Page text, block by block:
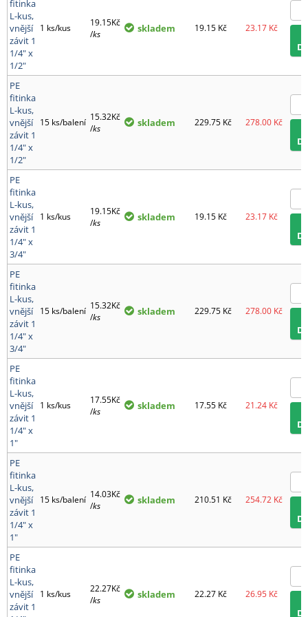
fitinka
L-kus,
vnější
závit 1
1/4" x
1/2"
1 ks/kus
19.15Kč
/ks skladem 19.15 Kč 23.17 Kč
PE
fitinka
L-kus,
vnější
závit 1
1/4" x
1/2"
15 ks/balení 15.32Kč
/ks skladem 229.75 Kč 278.00 Kč
PE
fitinka
L-kus,
vnější
závit 1
1/4" x
3/4"
1 ks/kus
19.15Kč
/ks skladem 19.15 Kč 23.17 Kč
PE
fitinka
L-kus,
vnější
závit 1
1/4" x
3/4"
15 ks/balení 15.32Kč
/ks skladem 229.75 Kč 278.00 Kč
PE
fitinka
L-kus,
vnější
závit 1
1/4" x
1"
1 ks/kus
17.55Kč
/ks skladem 17.55 Kč 21.24 Kč
PE
fitinka
L-kus,
vnější
závit 1
1/4" x
1"
15 ks/balení 14.03Kč
/ks skladem 210.51 Kč 254.72 Kč
PE
fitinka
L-kus,
vnější
závit 1
1 ks/kus
22.27Kč
/ks skladem 22.27 Kč 26.95 Kč